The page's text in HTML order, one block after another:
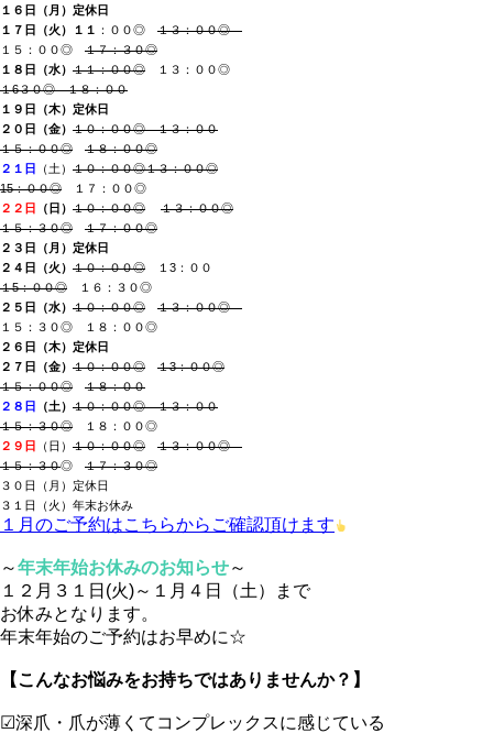
１６日（月 ）定休日
１７日（火） １１ ：００◎
１３：００◎
１５：００◎ １７：３０◎
１８日（水） １１：００◎ １３：００◎
１6３０◎ １８：００
１９日（木） 定休日
２０日（金） １０：００◎
１３：００
１５：００◎
１８：００◎
２１日 （土） １０：００◎１３：００◎
15：００◎ １７：００◎
２２日 （日） １０：００◎
１３：００◎
１５：３０◎
１７：００◎
２３日（月 ）定休日
２４日（火） １０：００◎ １3：００
１5：００◎ １６：３０◎
２５日（水） １０：００◎
１３：００◎
１５：３０◎ １８：００◎
２６日（木） 定休日
２７日（金） １０：００◎ １3：００◎
１５：００◎
１８：００
２８日 （土） １０：００◎ １３：００
１５：３０◎ １８：００◎
２９日 （日） １０：００◎
１３：００◎
１５：３０◎ １７：３０◎
３０日（月 ）定休日
３１日（火）年末お休み
１月のご予約はこちらからご確認頂けます
～年末年始お休みのお知らせ～
１２月３１日(火)～１月４日（土）まで
お休みとなります。
年末年始のご予約はお早めに☆
【こんなお悩みをお持ちではありませんか？ 】
☑深爪・爪が薄くてコンプレックスに感じている